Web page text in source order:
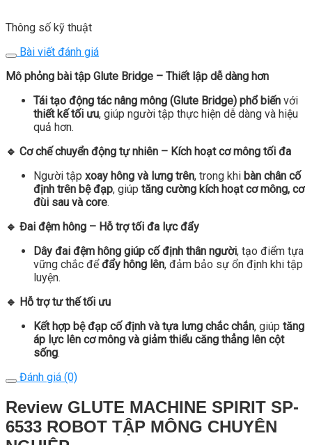
Thông số kỹ thuật
Bài viết đánh giá
Mô phỏng bài tập Glute Bridge – Thiết lập dễ dàng hơn
Tái tạo động tác nâng mông (Glute Bridge) phổ biến với
thiết kế tối ưu, giúp người tập thực hiện dễ dàng và hiệu
quả hơn.
🔹 Cơ chế chuyển động tự nhiên – Kích hoạt cơ mông tối đa
Người tập xoay hông và lưng trên, trong khi bàn chân cố
định trên bệ đạp, giúp tăng cường kích hoạt cơ mông, cơ
đùi sau và core.
🔹 Đai đệm hông – Hỗ trợ tối đa lực đẩy
Dây đai đệm hông giúp cố định thân người, tạo điểm tựa
vững chắc đểđẩy hông lên, đảm bảo sự ổn định khi tập
luyện.
🔹 Hỗ trợ tư thế tối ưu
Kết hợp bệ đạp cố định và tựa lưng chắc chắn, giúp tăng
áp lực lên cơ mông và giảm thiểu căng thẳng lên cột
sống.
Đánh giá (0)
Review GLUTE MACHINE SPIRIT SP-
6533 ROBOT TẬP MÔNG CHUYÊN